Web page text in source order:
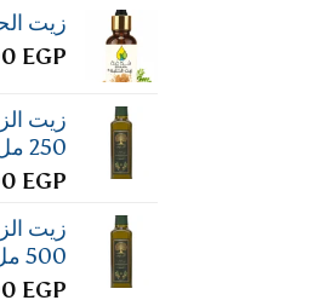
زيت
EGP
زيت
250 مل
EGP
زيت
500 مل
EGP